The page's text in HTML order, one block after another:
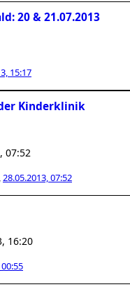
20 & 21.07.2013
15:17
Kinderklinik
07:52
,28.05.2013, 07:52
16:20